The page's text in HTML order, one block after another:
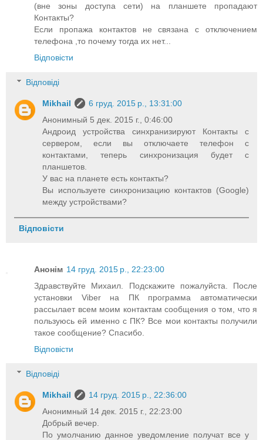
(вне зоны доступа сети) на планшете пропадают
Контакты?
Если пропажа контактов не связана с отключением
телефона ,то почему тогда их нет...
Відповісти
Відповіді
Mikhail
6 груд. 2015 р., 13:31:00
Анонимный 5 дек. 2015 г., 0:46:00
Андроид устройства синхранизируют Контакты с
сервером, если вы отключаете телефон с
контактами, теперь синхронизация будет с
планшетов.
У вас на планете есть контакты?
Вы используете синхронизацию контактов (Google)
между устройствами?
Відповісти
Анонім 14 груд. 2015 р., 22:23:00
Здравствуйте Михаил. Подскажите пожалуйста. После
установки Viber на ПК программа автоматически
рассылает всем моим контактам сообщения о том, что я
пользуюсь ей именно с ПК? Все мои контакты получили
такое сообщение? Спасибо.
Відповісти
Відповіді
Mikhail
14 груд. 2015 р., 22:36:00
Анонимный 14 дек. 2015 г., 22:23:00
Добрый вечер.
По умолчанию данное уведомление получат все у